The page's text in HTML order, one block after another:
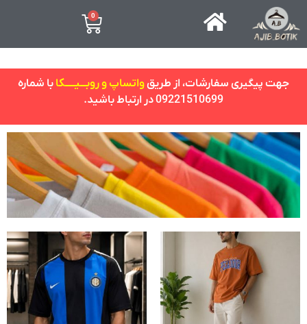
0
جهت پیگیری سفارشات، از طریقواتساپ و روبـــیـــــکا با شماره
09221510699 در ارتباط باشید.